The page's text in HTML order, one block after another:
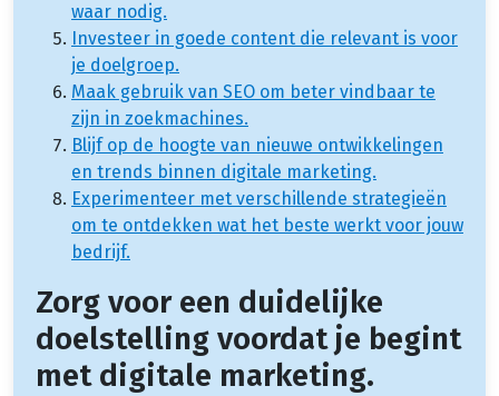
waar nodig.
Investeer in goede content die relevant is voor
je doelgroep.
Maak gebruik van SEO om beter vindbaar te
zijn in zoekmachines.
Blijf op de hoogte van nieuwe ontwikkelingen
en trends binnen digitale marketing.
Experimenteer met verschillende strategieën
om te ontdekken wat het beste werkt voor jouw
bedrijf.
Zorg voor een duidelijke
doelstelling voordat je begint
met digitale marketing.